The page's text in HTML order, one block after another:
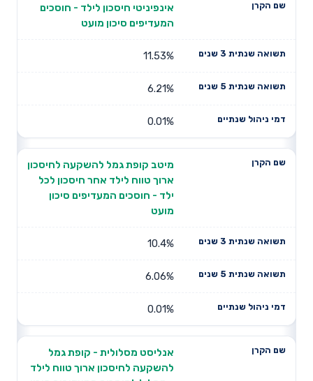
אינפיניטי חיסכון לילד - חוסכים
המעדיפים סיכון מועט
11.53%
6.21%
0.01%
מיטב קופת גמל להשקעה לחיסכון
ארוך טווח לילד אחר חיסכון לכל
ילד - חוסכים המעדיפים סיכון
מועט
10.4%
6.06%
0.01%
אנליסט מסלולית - קופת גמל
להשקעה לחיסכון ארוך טווח לילד